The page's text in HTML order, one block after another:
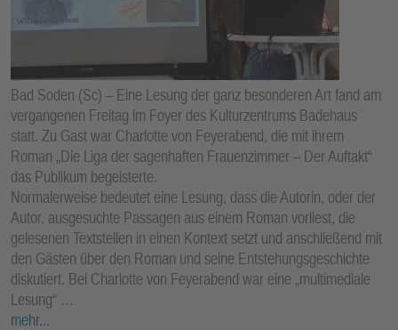
Bad Soden (Sc) – Eine Lesung der ganz besonderen Art fand am
vergangenen Freitag im Foyer des Kulturzentrums Badehaus
statt. Zu Gast war Charlotte von Feyerabend, die mit ihrem
Roman „Die Liga der sagenhaften Frauenzimmer – Der Auftakt“
das Publikum begeisterte.
Normalerweise bedeutet eine Lesung, dass die Autorin, oder der
Autor, ausgesuchte Passagen aus einem Roman vorliest, die
gelesenen Textstellen in einen Kontext setzt und anschließend mit
den Gästen über den Roman und seine Entstehungsgeschichte
diskutiert. Bei Charlotte von Feyerabend war eine „multimediale
Lesung“ …
mehr...